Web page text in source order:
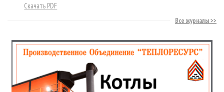
Скачать PDF
Все журналы